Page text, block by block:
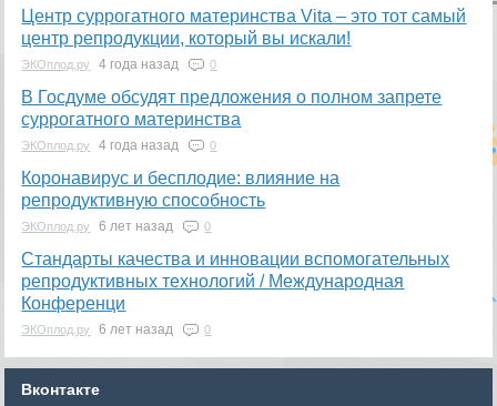
​Центр суррогатного материнства Vita – это тот самый
центр репродукции, который вы искали!
ЭКОплод.ру 4 года назад 0
В Госдуме обсудят предложения о полном запрете
суррогатного материнства
ЭКОплод.ру 4 года назад 0
Коронавирус и бесплодие: влияние на
репродуктивную способность
ЭКОплод.ру 6 лет назад 0
​Стандарты качества и инновации вспомогательных
репродуктивных технологий / Международная
Конференци
ЭКОплод.ру 6 лет назад 0
Вконтакте